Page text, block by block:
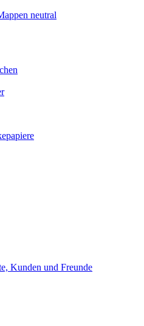
neutral
Kunden und Freunde